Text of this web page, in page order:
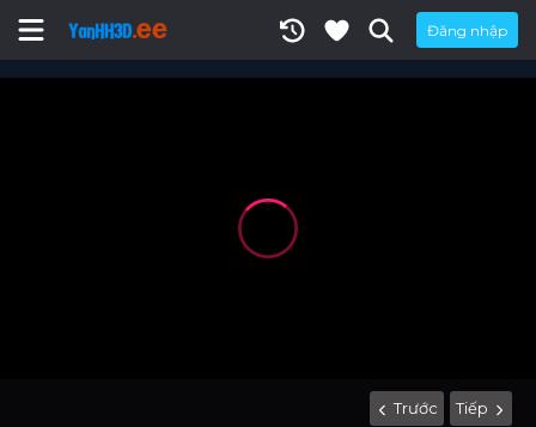
Đăng nhập
Trước Tiếp